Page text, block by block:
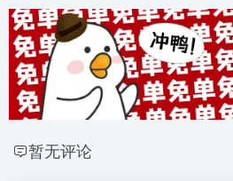
暂无评论